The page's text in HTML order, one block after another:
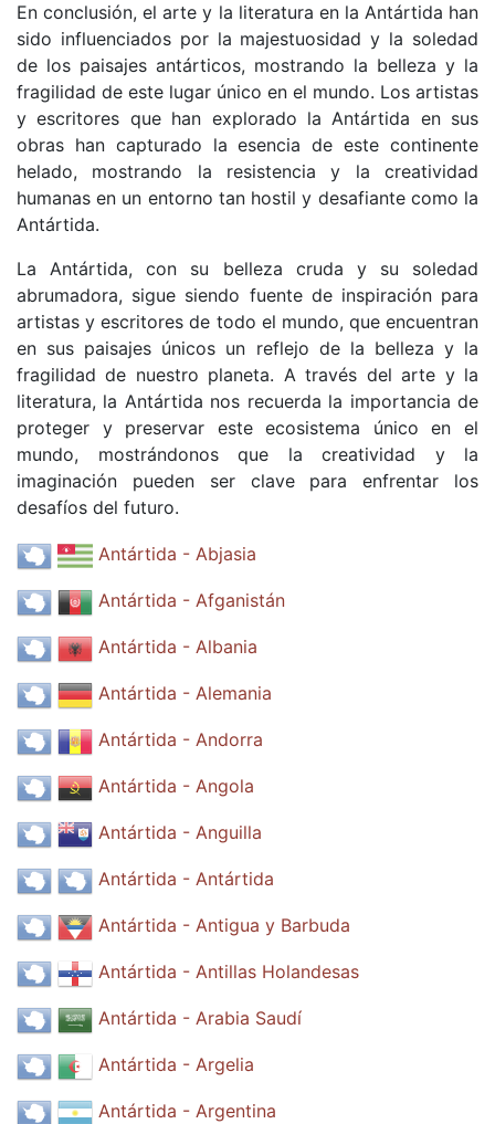
En conclusión, el arte y la literatura en la Antártida han
sido influenciados por la majestuosidad y la soledad
de los paisajes antárticos, mostrando la belleza y la
fragilidad de este lugar único en el mundo. Los artistas
y escritores que han explorado la Antártida en sus
obras han capturado la esencia de este continente
helado, mostrando la resistencia y la creatividad
humanas en un entorno tan hostil y desafiante como la
Antártida.
La Antártida, con su belleza cruda y su soledad
abrumadora, sigue siendo fuente de inspiración para
artistas y escritores de todo el mundo, que encuentran
en sus paisajes únicos un reflejo de la belleza y la
fragilidad de nuestro planeta. A través del arte y la
literatura, la Antártida nos recuerda la importancia de
proteger y preservar este ecosistema único en el
mundo, mostrándonos que la creatividad y la
imaginación pueden ser clave para enfrentar los
desafíos del futuro.
Antártida - Abjasia
Antártida - Afganistán
Antártida - Albania
Antártida - Alemania
Antártida - Andorra
Antártida - Angola
Antártida - Anguilla
Antártida - Antártida
Antártida - Antigua y Barbuda
Antártida - Antillas Holandesas
Antártida - Arabia Saudí
Antártida - Argelia
Antártida - Argentina